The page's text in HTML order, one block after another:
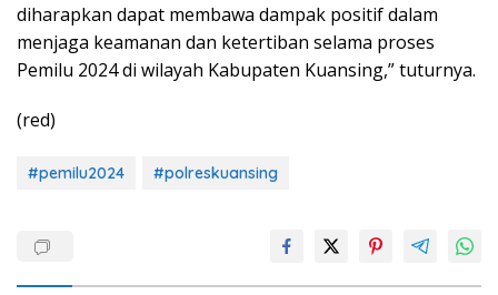
diharapkan dapat membawa dampak positif dalam
menjaga keamanan dan ketertiban selama proses
Pemilu 2024 di wilayah Kabupaten Kuansing,” tuturnya.
(red)
#pemilu2024 #polreskuansing